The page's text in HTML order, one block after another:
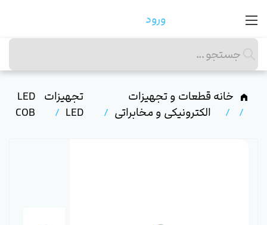
ورود
خانه قطعات و تجهیزات
الکترونیکی و مخابراتی
تجهیزات
LED
LED
COB